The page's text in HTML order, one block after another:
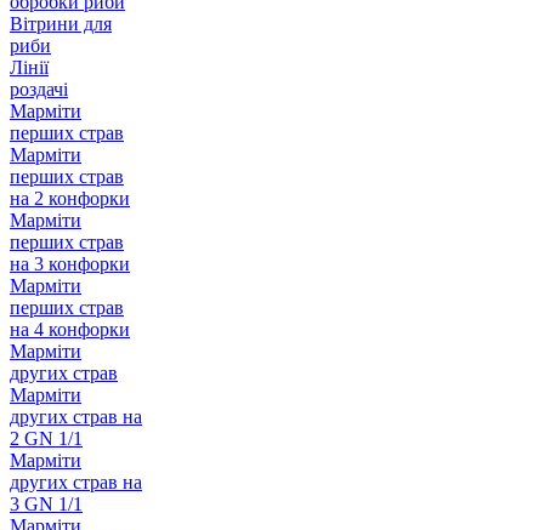
Вітрини для
риби
Лінії
роздачі
Марміти
перших страв
Марміти
перших страв
на 2 конфорки
Марміти
перших страв
на 3 конфорки
Марміти
перших страв
на 4 конфорки
Марміти
других страв
Марміти
других страв на
2 GN 1/1
Марміти
других страв на
3 GN 1/1
Марміти